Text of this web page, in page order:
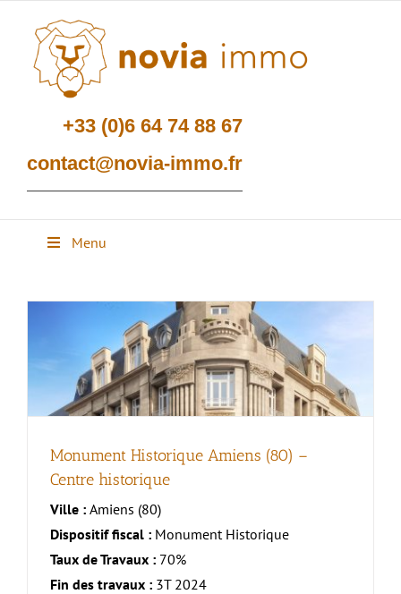
contenu
+33 (0)6 64 74 88 67
contact@novia-immo.fr
Menu
Monument Historique Amiens (80) –
Centre historique
Ville : Amiens (80)
Dispositif fiscal : Monument Historique
Taux de Travaux : 70%
Fin des travaux : 3T 2024